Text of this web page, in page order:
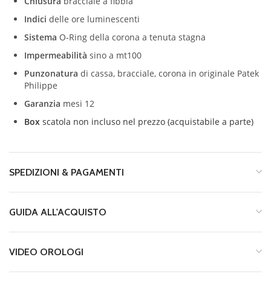
Indici delle ore luminescenti
Sistema O-Ring della corona a tenuta stagna
Impermeabilità sino a mt100
Punzonatura di cassa, bracciale, corona in originale Patek
Philippe
Garanzia mesi 12
Box scatola non incluso nel prezzo (acquistabile a parte)
SPEDIZIONI & PAGAMENTI
GUIDA ALL'ACQUISTO
VIDEO OROLOGI